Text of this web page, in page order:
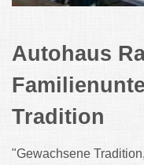
Autohaus
Tradition
"Gewachsene